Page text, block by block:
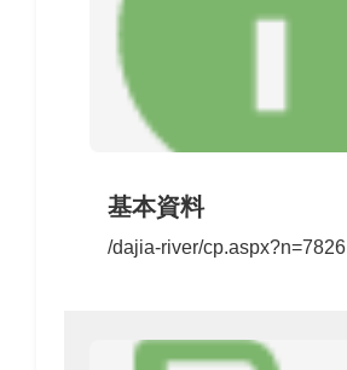
基本資料
/dajia-river/cp.aspx?n=7826